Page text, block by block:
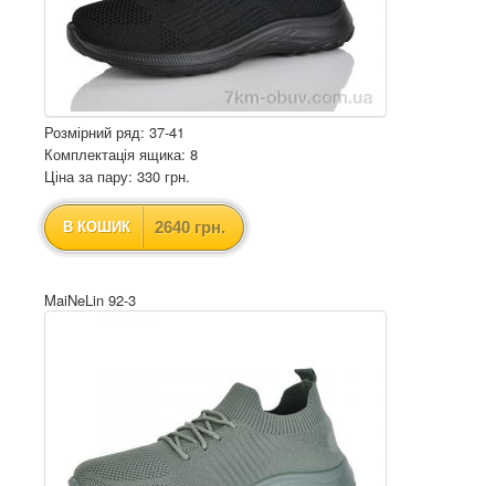
Розмірний ряд: 37-41
Комплектація ящика: 8
Ціна за пару: 330 грн.
В КОШИК 2640 грн.
MaiNeLin 92-3